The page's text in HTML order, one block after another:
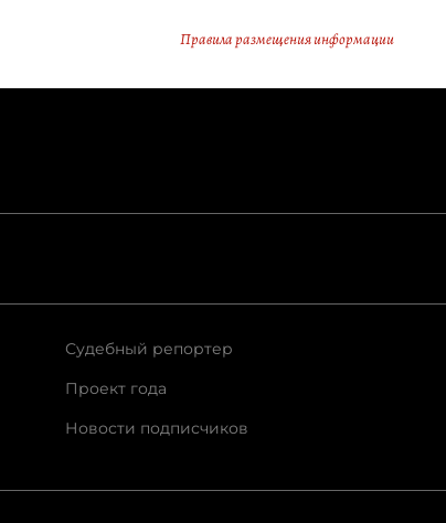
Правила размещения информации
Судебный репортер
Проект года
Новости подписчиков